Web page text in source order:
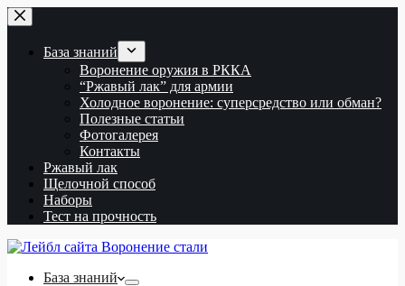
Перейти
к
База знаний
Воронение оружия в РККА
“Ржавый лак” для армии
Холодное воронение: суперсредство или обман?
Полезные статьи
Фотогалерея
Контакты
Ржавый лак
Щелочной способ
Наборы
Тест на прочность
База знаний